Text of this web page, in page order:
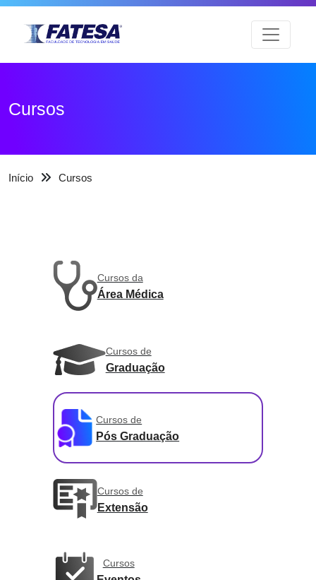
Cursos
Início Cursos
Cursos da
Área Médica
Cursos de
Graduação
Cursos de
Pós Graduação
Cursos de
Extensão
Cursos